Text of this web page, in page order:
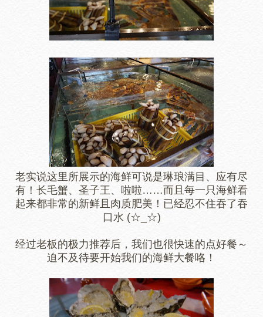
老实说这里所展示的海鲜可说是琳琅满目、应有尽
有！长毛蟹、圣子王、啦啦……而且每一只海鲜看
起来都非常的新鲜且肉质肥美！已经忍不住吞了吞
口水 (☆_☆)
经过老板的极力推荐后，我们也很快速的点好餐～
迫不及待要开始我们的海鲜大餐咯！